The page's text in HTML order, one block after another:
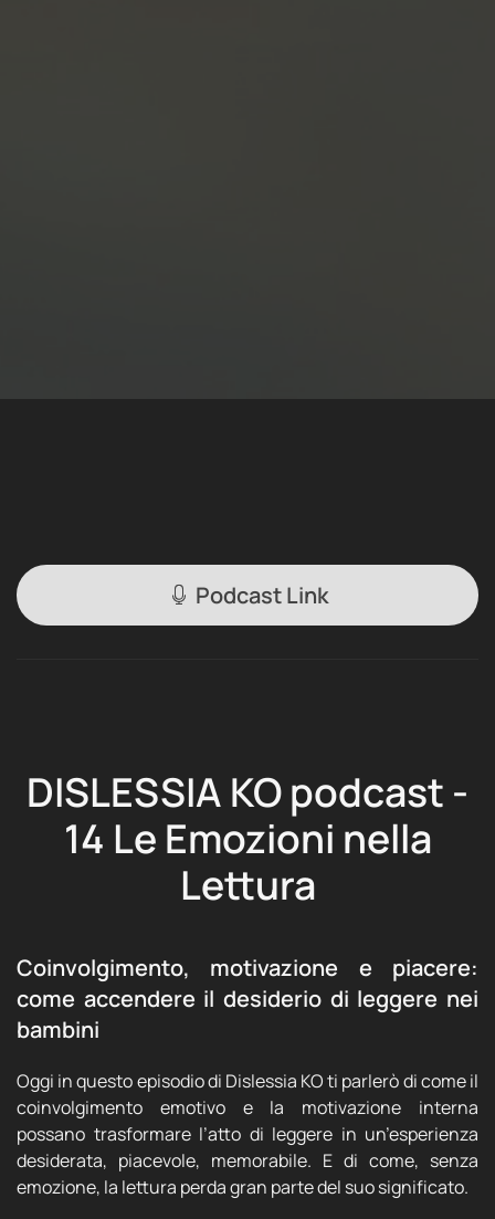
Podcast Link
DISLESSIA KO podcast -
14 Le Emozioni nella
Lettura
Coinvolgimento, motivazione e piacere:
come accendere il desiderio di leggere nei
bambini
Oggi in questo episodio di Dislessia KO ti parlerò di come il
coinvolgimento emotivo e la motivazione interna
possano trasformare l’atto di leggere in un’esperienza
desiderata, piacevole, memorabile. E di come, senza
emozione, la lettura perda gran parte del suo significato.